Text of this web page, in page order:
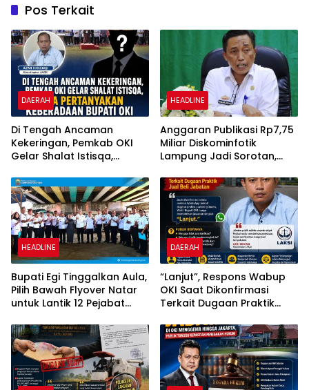
Pos Terkait
DAERAH
Di Tengah Ancaman
Kekeringan, Pemkab OKI
Gelar Shalat Istisqa,
Keberadaan Bupati OKI
HEADLINE
Anggaran Publikasi Rp7,75
Miliar Diskominfotik
Lampung Jadi Sorotan,
Dana Dipertanyakan
HEADLINE
Bupati Egi Tinggalkan Aula,
Pilih Bawah Flyover Natar
untuk Lantik 12 Pejabat
DAERAH
“Lanjut”, Respons Wabup
OKI Saat Dikonfirmasi
Terkait Dugaan Praktik